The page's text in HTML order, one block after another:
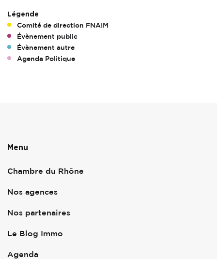
Légende
Comité de direction FNAIM
Évènement public
Évènement autre
Agenda Politique
Menu
Chambre du Rhône
Nos agences
Nos partenaires
Le Blog Immo
Agenda